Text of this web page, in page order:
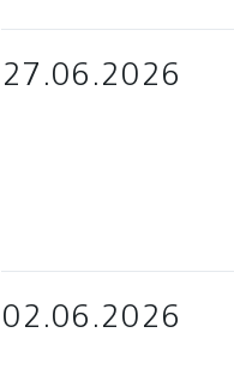
27.06.2026
02.06.2026